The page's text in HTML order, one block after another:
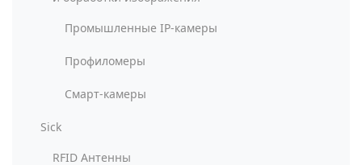
Промышленные IP-камеры
Профиломеры
Смарт-камеры
Sick
RFID Антенны